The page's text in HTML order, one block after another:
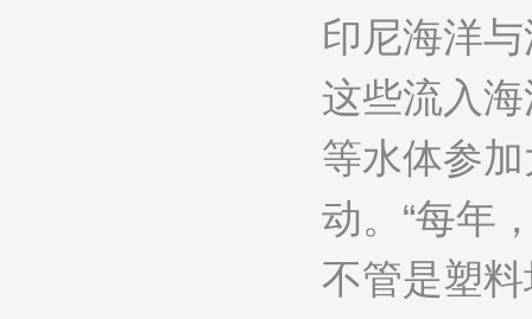
印尼海洋
这些流入
等水体参
动。“每年
不管是塑